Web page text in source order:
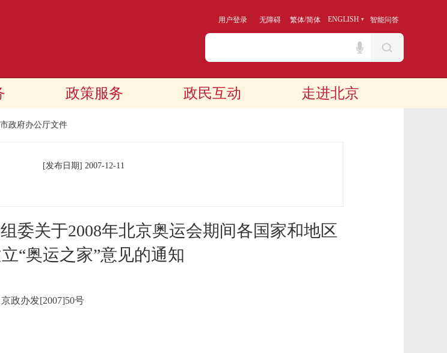
用户登录 无障碍 繁体/简体 ENGLISH 智能问答
政策服务 政民互动 走进北京
市政府办公厅文件
[发布日期] 2007-12-11
委关于2008年北京奥运会期间各国家和地区
“奥运之家”意见的通知
京政办发[2007]50号